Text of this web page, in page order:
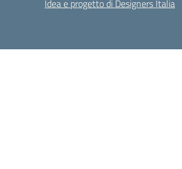
Idea e progetto di Designers Italia